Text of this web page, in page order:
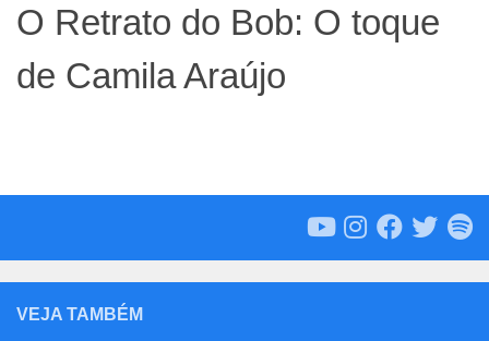
O Retrato do Bob: O toque
de Camila Araújo
VEJA TAMBÉM